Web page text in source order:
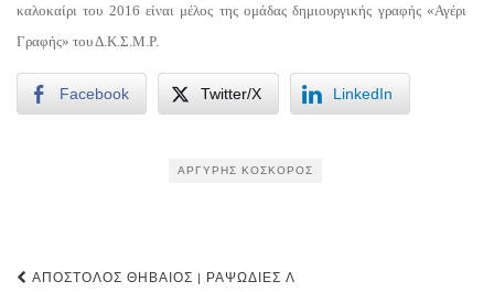
καλοκαίρι του 2016 είναι μέλος της ομάδας δημιουργικής γραφής «Αγέρι
Γραφής» του Δ.Κ.Σ.Μ.Ρ.
Facebook Twitter/X LinkedIn
ΑΡΓΎΡΗΣ ΚΌΣΚΟΡΟΣ
Post
ΑΠΌΣΤΟΛΟΣ ΘΗΒΑΊΟΣ | ΡΑΨΩΔΊΕΣ Λ